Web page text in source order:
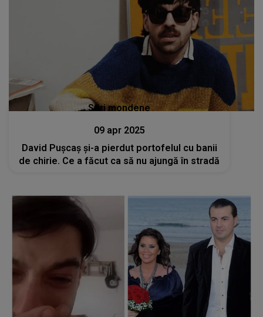
Stiri mondene
09 apr 2025
David Pușcaș și-a pierdut portofelul cu banii
de chirie. Ce a făcut ca să nu ajungă în stradă